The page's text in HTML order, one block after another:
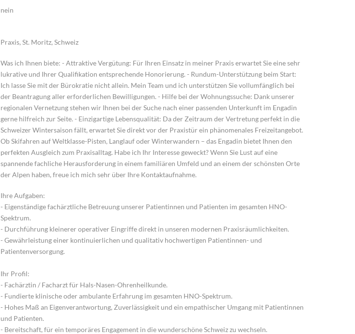
nein
Praxis, St. Moritz, Schweiz
Was ich Ihnen biete: - Attraktive Vergütung: Für Ihren Einsatz in meiner Praxis erwartet Sie eine sehr
lukrative und Ihrer Qualifikation entsprechende Honorierung. - Rundum-Unterstützung beim Start:
Ich lasse Sie mit der Bürokratie nicht allein. Mein Team und ich unterstützen Sie vollumfänglich bei
der Beantragung aller erforderlichen Bewilligungen. - Hilfe bei der Wohnungssuche: Dank unserer
regionalen Vernetzung stehen wir Ihnen bei der Suche nach einer passenden Unterkunft im Engadin
gerne hilfreich zur Seite. - Einzigartige Lebensqualität: Da der Zeitraum der Vertretung perfekt in die
Schweizer Wintersaison fällt, erwartet Sie direkt vor der Praxistür ein phänomenales Freizeitangebot.
Ob Skifahren auf Weltklasse-Pisten, Langlauf oder Winterwandern – das Engadin bietet Ihnen den
perfekten Ausgleich zum Praxisalltag. Habe ich Ihr Interesse geweckt? Wenn Sie Lust auf eine
spannende fachliche Herausforderung in einem familiären Umfeld und an einem der schönsten Orte
der Alpen haben, freue ich mich sehr über Ihre Kontaktaufnahme.
Ihre Aufgaben:
- Eigenständige fachärztliche Betreuung unserer Patientinnen und Patienten im gesamten HNO-
Spektrum.
- Durchführung kleinerer operativer Eingriffe direkt in unseren modernen Praxisräumlichkeiten.
- Gewährleistung einer kontinuierlichen und qualitativ hochwertigen Patientinnen- und
Patientenversorgung.
Ihr Profil:
- Fachärztin / Facharzt für Hals-Nasen-Ohrenheilkunde.
- Fundierte klinische oder ambulante Erfahrung im gesamten HNO-Spektrum.
- Hohes Maß an Eigenverantwortung, Zuverlässigkeit und ein empathischer Umgang mit Patientinnen
und Patienten.
- Bereitschaft, für ein temporäres Engagement in die wunderschöne Schweiz zu wechseln.